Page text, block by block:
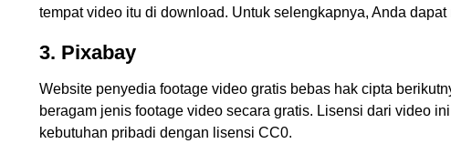
tempat video itu di download. Untuk selengkapnya, Anda
3. Pixabay
Website penyedia footage video gratis bebas hak cipta
beragam jenis footage video secara gratis. Lisensi dari video
kebutuhan pribadi dengan lisensi CC0.